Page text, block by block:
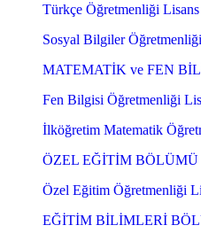
Türkçe Öğretmenliği Lisans
Sosyal Bilgiler
MATEMATİK ve FEN
Fen Bilgisi Öğretmenliği
İlköğretim Matematik
ÖZEL EĞİTİM BÖLÜMÜ
Özel Eğitim Öğretmenliği
EĞİTİM BİLİMLERİ